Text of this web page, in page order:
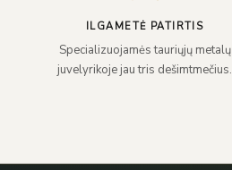
ILGAMETĖ PATIRTIS
Specializuojamės tauriųjų metalų
juvelyrikoje jau tris dešimtmečius.